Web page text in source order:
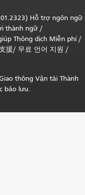
Hỗ trợ ngôn ngữ
thành ngữ /
Thông dịch Miễn phí/
援/ 무료 언어 지원 /
thông Vận tải Thành
bảo lưu.